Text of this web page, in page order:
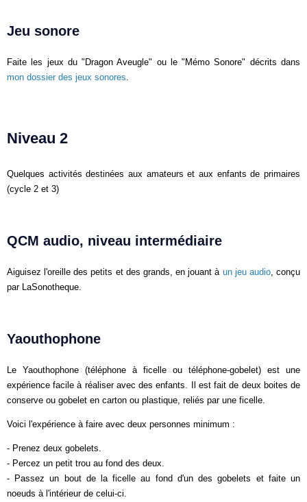
Jeu sonore
Faite les jeux du "Dragon Aveugle" ou le "Mémo Sonore" décrits dans
mon dossier des jeux sonores
Niveau 2
Quelques activités destinées aux amateurs et aux enfants de primaires
(cycle 2 et 3)
QCM audio, niveau intermédiaire
Aiguisez l'oreille des petits et des grands, en jouant à un jeu audio, conçu
par LaSonotheque.
Yaouthophone
Le Yaouthophone (téléphone à ficelle ou téléphone-gobelet) est une
expérience facile à réaliser avec des enfants. Il est fait de deux boites de
conserve ou gobelet en carton ou plastique, reliés par une ficelle.
Voici l'expérience à faire avec deux personnes minimum :
- Prenez deux gobelets.
- Percez un petit trou au fond des deux.
- Passez un bout de la ficelle au fond d'un des gobelets et faite un
noeuds à l'intérieur de celui-ci.